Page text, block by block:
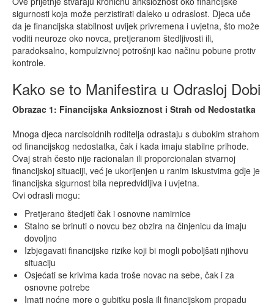
sigurnosti koja može perzistirati daleko u odraslost. Djeca uče
da je financijska stabilnost uvijek privremena i uvjetna, što može
voditi neuroze oko novca, pretjeranom štedljivosti ili,
paradoksalno, kompulzivnoj potrošnji kao načinu pobune protiv
kontrole.
Kako se to Manifestira u Odrasloj Dobi
Obrazac 1: Financijska Anksioznost i Strah od Nedostatka
Mnoga djeca narcisoidnih roditelja odrastaju s dubokim strahom
od financijskog nedostatka, čak i kada imaju stabilne prihode.
Ovaj strah često nije racionalan ili proporcionalan stvarnoj
financijskoj situaciji, već je ukorijenjen u ranim iskustvima gdje je
financijska sigurnost bila nepredvidljiva i uvjetna.
Ovi odrasli mogu:
Pretjerano štedjeti čak i osnovne namirnice
Stalno se brinuti o novcu bez obzira na činjenicu da imaju
dovoljno
Izbjegavati financijske rizike koji bi mogli poboljšati njihovu
situaciju
Osjećati se krivima kada troše novac na sebe, čak i za
osnovne potrebe
Imati noćne more o gubitku posla ili financijskom propadu